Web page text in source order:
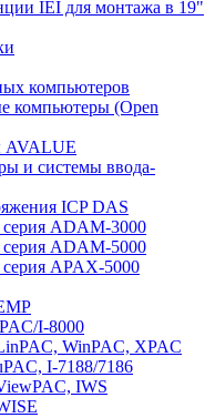
IEI для монтажа в 19"
компьютеров
компьютеры (Open
AVALUE
и системы ввода-
ICP DAS
ADAM-3000
ADAM-5000
APAX-5000
I-8000
WinPAC, XPAC
I-7188/7186
IWS